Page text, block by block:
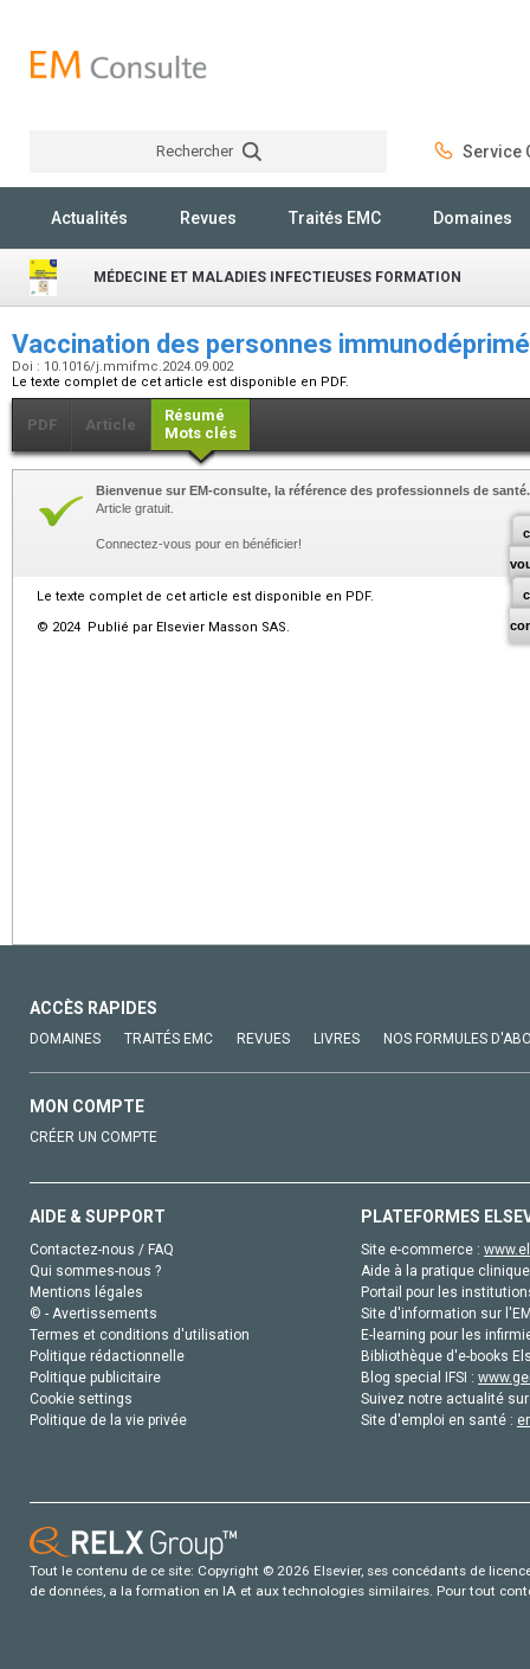
Rechercher Service
Actualités Revues Traités EMC Domaines
MÉDECINE ET MALADIES INFECTIEUSES FORMATION
Vaccination des personnes
Doi : 10.1016/j.mmifmc.2024.09.002
Le texte complet de cet article est disponible en PDF.
PDF Article
Résumé
Mots clés
Bienvenue sur EM-consulte, la référence des professionnels de santé.
Article gratuit.
Connectez-vous pour en bénéficier!
Le texte complet de cet article est disponible en PDF.
© 2024 Publié par Elsevier Masson SAS.
ACCÈS RAPIDES
DOMAINES TRAITÉS EMC REVUES LIVRES NOS FORMULES
MON COMPTE
CRÉER UN COMPTE
AIDE & SUPPORT
Contactez-nous / FAQ
Qui sommes-nous ?
Mentions légales
© - Avertissements
Termes et conditions d'utilisation
Politique rédactionnelle
Politique publicitaire
Cookie settings
Politique de la vie privée
PLATEFORMES
Site e-commerce :
Aide à la pratique
Portail pour les
Site d'information sur
E-learning pour les
Bibliothèque d'e-books
Blog special IFSI :
Suivez notre actualité
Site d'emploi en santé :
Tout le contenu de ce site: Copyright © 2026 Elsevier, ses concédants de
de données, a la formation en IA et aux technologies similaires. Pour tout